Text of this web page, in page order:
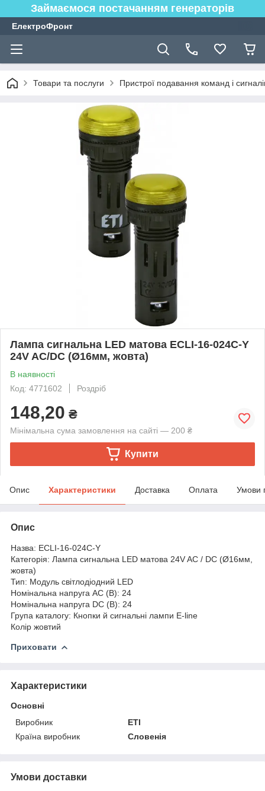
Займаємося постачанням генераторів
ЕлектроФронт
Товари та послуги Пристрої подавання команд і
Лампа сигнальна LED матова ECLI-16-024C-Y
24V AC/DC (Ø16мм, жовта)
В наявності
Код: 4771602
Роздріб
148,20 ₴
Мінімальна сума замовлення на сайті — 200 ₴
Купити
Опис Характеристики Доставка Оплата Умови
Опис
Назва: ECLI-16-024C-Y
Категорія: Лампа сигнальна LED матова 24V AC / DC (Ø16мм,
жовта)
Тип: Модуль світлодіодний LED
Номінальна напруга AC (В): 24
Номінальна напруга DC (В): 24
Група каталогу: Кнопки й сигнальні лампи E-line
Колір жовтий
Приховати
Характеристики
Основні
Виробник
ETI
Країна виробник
Словенія
Умови доставки